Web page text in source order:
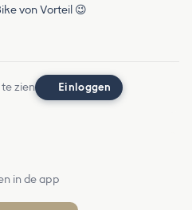
von Vorteil 😉
zien Einloggen
in de app